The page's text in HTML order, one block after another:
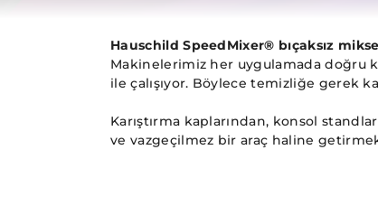
Hauschild SpeedMixer® bıçaksız
Makinelerimiz her uygulamada doğru
ile çalışıyor. Böylece temizliğe gerek
Karıştırma kaplarından, konsol
ve vazgeçilmez bir araç haline